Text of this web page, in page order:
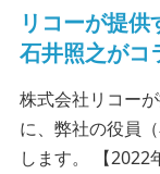
リコーが提供
石井照之がコ
株式会社リコー
に、弊社の役員
します。 【2022